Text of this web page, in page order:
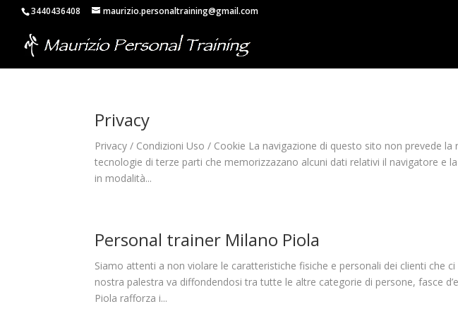
3440436408 maurizio.personaltraining@gmail.com
Privacy
Privacy / Condizioni Uso / Cookie La navigazione di questo sito non prevede
tecnologie di terze parti che memorizzazano alcuni dati relativi il navigatore e
in modalità...
Personal trainer Milano Piola
Siamo attenti a non violare le caratteristiche fisiche e personali dei clienti che
nostra palestra va diffondendosi tra tutte le altre categorie di persone, fasce
Piola rafforza i...